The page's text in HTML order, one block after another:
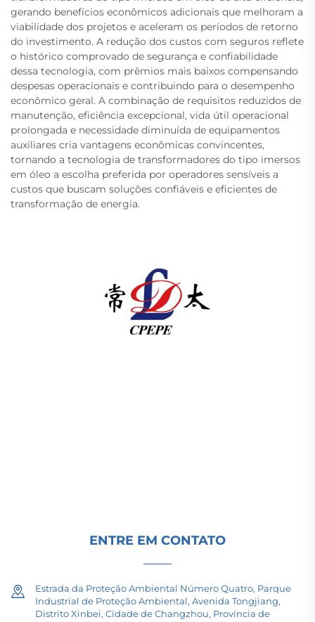
gerando benefícios econômicos adicionais que melhoram a
viabilidade dos projetos e aceleram os períodos de retorno
do investimento. A redução dos custos com seguros reflete
o histórico comprovado de segurança e confiabilidade
dessa tecnologia, com prêmios mais baixos compensando
despesas operacionais e contribuindo para o desempenho
econômico geral. A combinação de requisitos reduzidos de
manutenção, eficiência excepcional, vida útil operacional
prolongada e necessidade diminuída de equipamentos
auxiliares cria vantagens econômicas convincentes,
tornando a tecnologia de transformadores do tipo imersos
em óleo a escolha preferida por operadores sensíveis a
custos que buscam soluções confiáveis e eficientes de
transformação de energia.
ENTRE EM CONTATO
Estrada da Proteção Ambiental Número Quatro, Parque
Industrial de Proteção Ambiental, Avenida Tongjiang,
Distrito Xinbei, Cidade de Changzhou, Província de